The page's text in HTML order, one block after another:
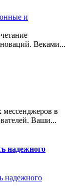
Веками...
в
Ваши...
надежного